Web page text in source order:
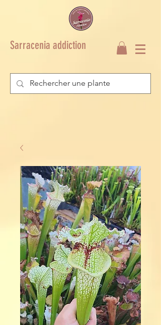
Sarracenia addiction